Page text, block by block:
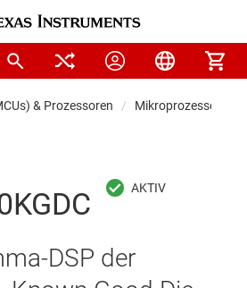
& Prozessoren Mikroprozessoren &
DSP der